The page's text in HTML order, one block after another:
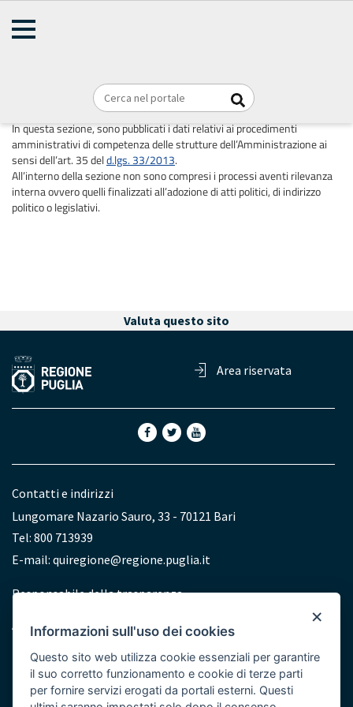
Home
Attività e procedimenti
In questa sezione, sono pubblicati i dati relativi ai procedimenti
amministrativi di competenza delle strutture dell’Amministrazione ai
sensi dell’art. 35 deld.lgs. 33/2013.
All’interno della sezione non sono compresi i processi aventi rilevanza
interna ovvero quelli finalizzati all’adozione di atti politici, di indirizzo
politico o legislativi.
Valuta questo sito
Area riservata
Contatti e indirizzi
Lungomare Nazario Sauro, 33 - 70121 Bari
Tel: 800 713939
E-mail: quiregione@regione.puglia.it
Redazione
Responsabile della trasparenza
Accessibilità
×
Informazioni sull'uso dei cookies
Questo sito web utilizza cookie essenziali per garantire
il suo corretto funzionamento e cookie di terze parti
per fornire servizi erogati da portali esterni. Questi